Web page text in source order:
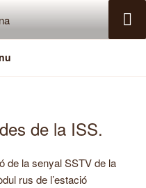
de la ISS.
de la senyal SSTV de la
rus de l’estació